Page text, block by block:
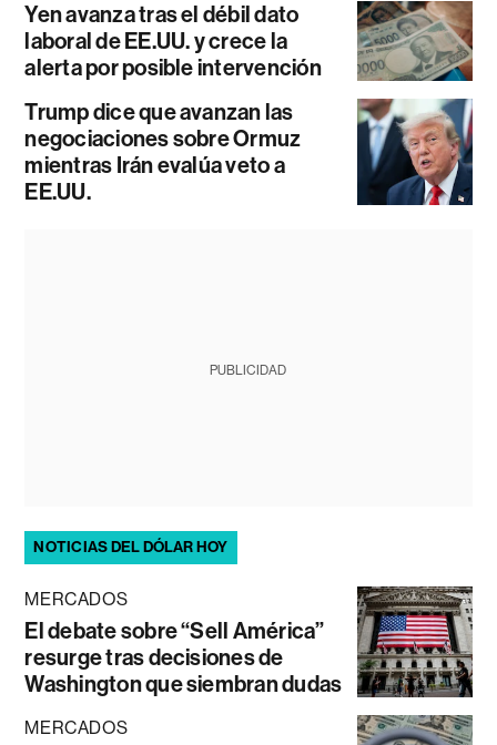
Yen avanza tras el débil dato
laboral de EE.UU. y crece la
alerta por posible intervención
Trump dice que avanzan las
negociaciones sobre Ormuz
mientras Irán evalúa veto a
EE.UU.
PUBLICIDAD
NOTICIAS DEL DÓLAR HOY
MERCADOS
El debate sobre “Sell América”
resurge tras decisiones de
Washington que siembran dudas
MERCADOS